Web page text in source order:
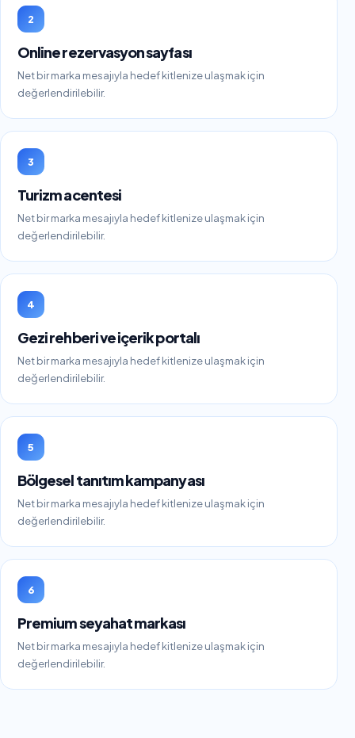
2
Online rezervasyon sayfası
Net bir marka mesajıyla hedef kitlenize ulaşmak için
değerlendirilebilir.
3
Turizm acentesi
Net bir marka mesajıyla hedef kitlenize ulaşmak için
değerlendirilebilir.
4
Gezi rehberi ve içerik portalı
Net bir marka mesajıyla hedef kitlenize ulaşmak için
değerlendirilebilir.
5
Bölgesel tanıtım kampanyası
Net bir marka mesajıyla hedef kitlenize ulaşmak için
değerlendirilebilir.
6
Premium seyahat markası
Net bir marka mesajıyla hedef kitlenize ulaşmak için
değerlendirilebilir.